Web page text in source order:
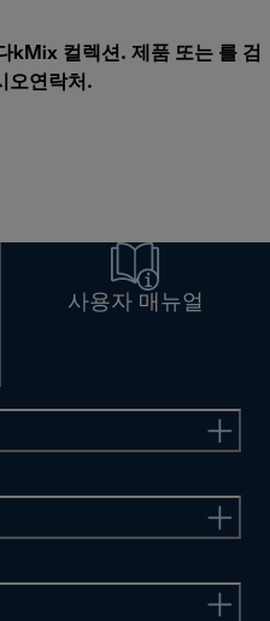
kMix 컬렉션. 제품 또는 를 검
오연락처 .
사용자 매뉴얼